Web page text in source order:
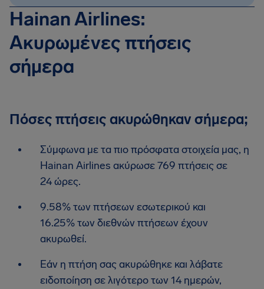
Hainan Airlines:
Ακυρωμένες πτήσεις
σήμερα
Πόσες πτήσεις ακυρώθηκαν σήμερα;
Σύμφωνα με τα πιο πρόσφατα στοιχεία μας, η
Hainan Airlines ακύρωσε 769 πτήσεις σε
24 ώρες.
9.58% των πτήσεων εσωτερικού και
16.25% των διεθνών πτήσεων έχουν
ακυρωθεί.
Εάν η πτήση σας ακυρώθηκε και λάβατε
ειδοποίηση σε λιγότερο των 14 ημερών,